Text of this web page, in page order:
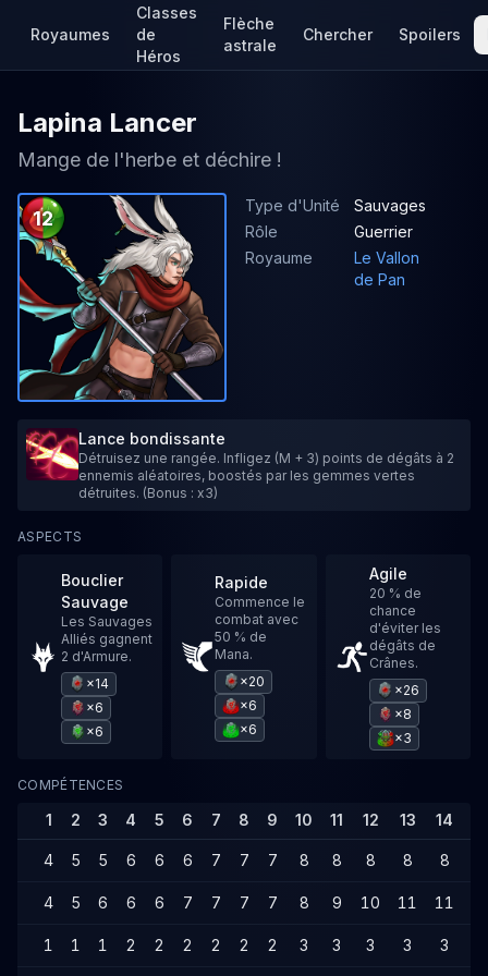
Royaumes
Classes
de
Héros
Flèche
astrale
Chercher Spoilers
Lapina Lancer
Mange de l'herbe et déchire !
12
Type d'Unité
Sauvages
Rôle
Guerrier
Royaume
Le Vallon
de Pan
Lance bondissante
Détruisez une rangée. Infligez (M + 3) points de dégâts à 2
ennemis aléatoires, boostés par les gemmes vertes
détruites. (Bonus : x3)
ASPECTS
Bouclier
Sauvage
Les Sauvages
Alliés gagnent
2 d'Armure.
×14
×6
×6
Rapide
Commence le
combat avec
50 % de
Mana.
×20
×6
×6
Agile
20 % de
chance
d'éviter les
dégâts de
Crânes.
×26
×8
×3
COMPÉTENCES
1 2 3 4 5 6 7 8 9 10 11 12 13 14
4 5 5 6 6 6 7 7 7 8 8 8 8 8
4 5 6 6 6 7 7 7 7 8 9 10 11 11
1 1 1 2 2 2 2 2 2 3 3 3 3 3